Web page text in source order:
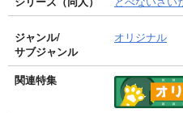
ジャンル/
サブジャンル
オリジナル
関連特集